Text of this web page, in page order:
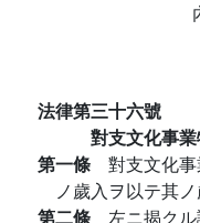
法律第三十六號
對支文化事
第一條 對支文化
ノ歲入ヲ以テ其
第二條 左ニ揭ク